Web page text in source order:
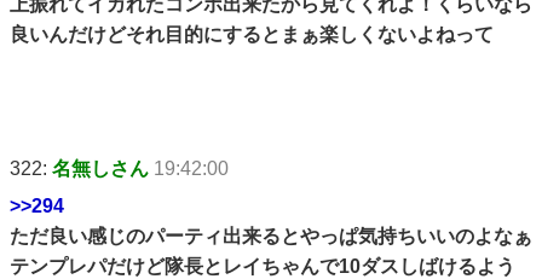
上振れてイカれたコンボ出来たから見てくれよ！くらいなら
良いんだけどそれ目的にするとまぁ楽しくないよねって
322: 名無しさん 19:42:00
>>294
ただ良い感じのパーティ出来るとやっぱ気持ちいいのよなぁ
テンプレパだけど隊長とレイちゃんで10ダスしばけるよう